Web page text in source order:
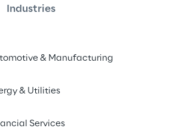
Industries
& Manufacturing
& Utilities
Services
Platinum-
zu den